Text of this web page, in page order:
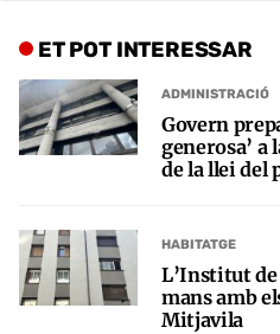
ET POT INTERESSAR
ADMINISTRACIÓ
Govern
generosa’ a
de la llei del
HABITATGE
L’Institut de
mans amb
Mitjavila